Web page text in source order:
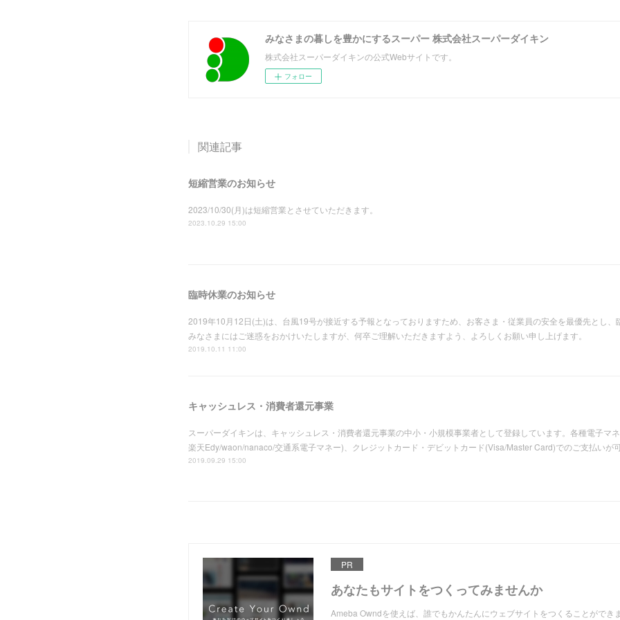
みなさまの暮しを豊かにするスーパー 株式会社スーパーダイキン
株式会社スーパーダイキンの公式Webサイトです。
フォロー
関連記事
短縮営業のお知らせ
2023/10/30(月)は短縮営業とさせていただきます。
2023.10.29 15:00
臨時休業のお知らせ
2019年10月12日(土)は、台風19号が接近する予報となっておりますため、お客さま・従業員の安全を最優先とし
みなさまにはご迷惑をおかけいたしますが、何卒ご理解いただきますよう、よろしくお願い申し上げます。
2019.10.11 11:00
キャッシュレス・消費者還元事業
スーパーダイキンは、キャッシュレス・消費者還元事業の中小・小規模事業者として登録しています。各種電子マ
楽天Edy/waon/nanaco/交通系電子マネー)、クレジットカード・デビットカード(Visa/Master Card)でのご支払いが
2019.09.29 15:00
PR
あなたもサイトをつくってみませんか
Ameba Owndを使えば、誰でもかんたんにウェブサイトをつくることができ